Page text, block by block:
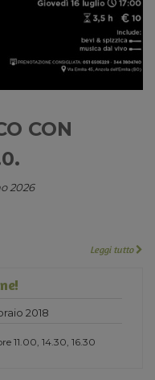
CON
2026
Leggi tutto
2018
11.00, 14.30, 16.30